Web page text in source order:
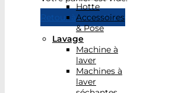
Retour à la boutique
Hotte
Accessoires
& Pose
Lavage
Machine à
laver
Machines à
laver